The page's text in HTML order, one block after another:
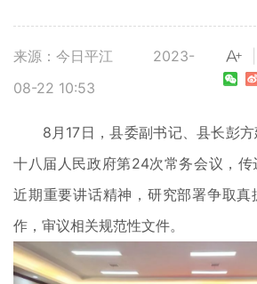
来源：今日平江
2023-
08-22 10:53
8月17日，县委副书记、县长彭方
十八届人民政府第24次常务会议，
近期重要讲话精神，研究部署争取
作，审议相关规范性文件。